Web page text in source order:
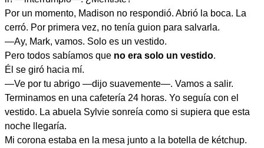
Por un momento, Madison no respondió. Abrió la boca. La
cerró. Por primera vez, no tenía guion para salvarla.
—Ay, Mark, vamos. Solo es un vestido.
Pero todos sabíamos que no era solo un vestido.
Él se giró hacia mí.
—Ve por tu abrigo —dijo suavemente—. Vamos a salir.
Terminamos en una cafetería 24 horas. Yo seguía con el
vestido. La abuela Sylvie sonreía como si supiera que esta
noche llegaría.
Mi corona estaba en la mesa junto a la botella de kétchup.